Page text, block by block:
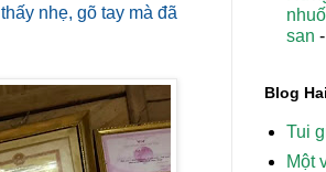
nhẹ, gõ tay mà đã
san
Blog
Tui
Một